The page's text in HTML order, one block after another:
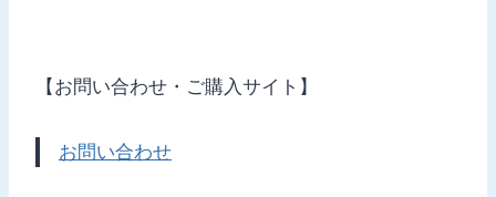
【お問い合わせ・ご購入サイト】
お問い合わせ